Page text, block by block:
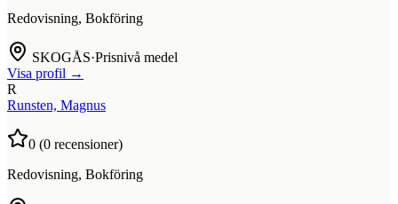
Redovisning, Bokföring
SKOGÅS·Prisnivå medel
Visa profil →
R
Runsten, Magnus
0 (0 recensioner)
Redovisning, Bokföring